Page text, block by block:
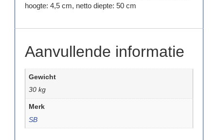
hoogte: 4,5 cm, netto diepte: 50 cm
Aanvullende informatie
Gewicht
30 kg
Merk
SB